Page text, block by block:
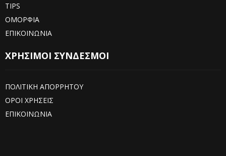
TIPS
ΟΜΟΡΦΙΑ
ΕΠΙΚΟΙΝΩΝΙΑ
ΧΡΗΣΙΜΟΙ ΣΥΝΔΕΣΜΟΙ
ΠΟΛΙΤΙΚΗ ΑΠΟΡΡΗΤΟΥ
ΟΡΟΙ ΧΡΗΣΕΙΣ
ΕΠΙΚΟΙΝΩΝΙΑ